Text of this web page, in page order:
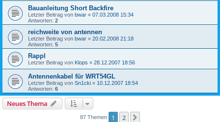
Bauanleitung Short Backfire
Letzter Beitrag von bwar « 07.03.2008 15:34
Antworten: 2
reichweite von antennen
Letzter Beitrag von bwar « 20.02.2008 21:18
Antworten: 5
Rappl
Letzter Beitrag von Klops « 28.12.2007 18:56
Antennenkabel für WRT54GL
Letzter Beitrag von Sn1cki « 10.12.2007 18:54
Antworten: 6
Neues Thema
87 Themen 1 2